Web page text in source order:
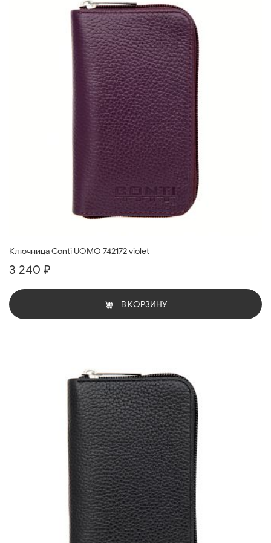
Ключница Conti UOMO 742172 violet
3 240 ₽
В КОРЗИНУ